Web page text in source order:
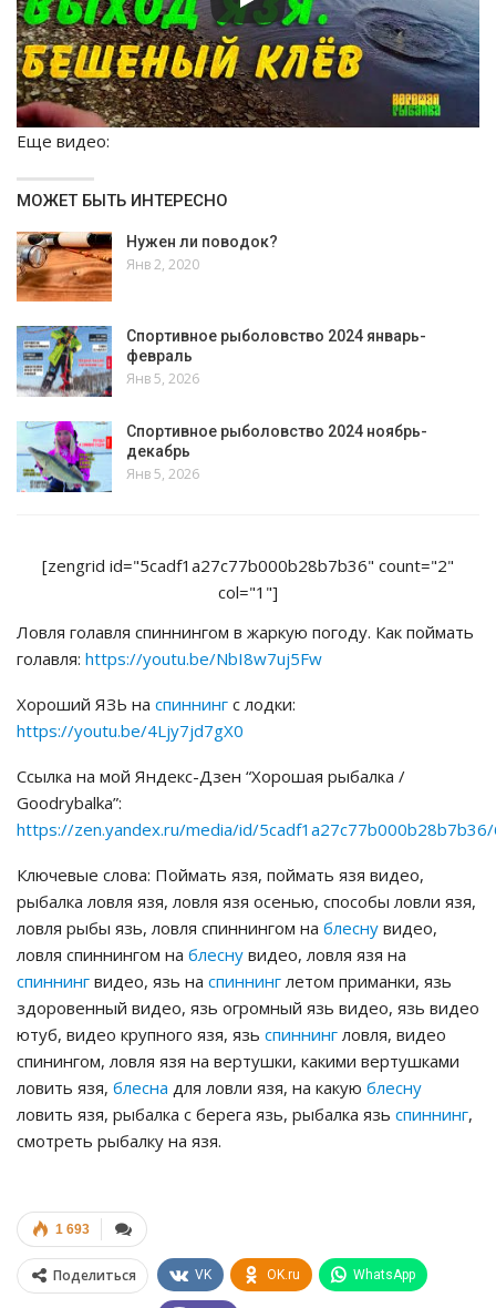
Еще видео:
МОЖЕТ БЫТЬ ИНТЕРЕСНО
Нужен ли поводок?
Янв 2, 2020
Спортивное рыболовство 2024 январь-
февраль
Янв 5, 2026
Спортивное рыболовство 2024 ноябрь-
декабрь
Янв 5, 2026
[zengrid id="5cadf1a27c77b000b28b7b36" count="2"
col="1"]
Ловля голавля спиннингом в жаркую погоду. Как поймать
голавля: https://youtu.be/NbI8w7uj5Fw
Хороший ЯЗЬ на спиннинг с лодки:
https://youtu.be/4Ljy7jd7gX0
Ссылка на мой Яндекс-Дзен “Хорошая рыбалка /
Goodrybalka”:
https://zen.yandex.ru/media/id/
Ключевые слова: Поймать язя, поймать язя видео,
рыбалка ловля язя, ловля язя осенью, способы ловли язя,
ловля рыбы язь, ловля спиннингом на блесну видео,
ловля спиннингом на блесну видео, ловля язя на
спиннинг видео, язь на спиннинг летом приманки, язь
здоровенный видео, язь огромный язь видео, язь видео
ютуб, видео крупного язя, язь спиннинг ловля, видео
спинингом, ловля язя на вертушки, какими вертушками
ловить язя, блесна для ловли язя, на какую блесну
ловить язя, рыбалка с берега язь, рыбалка язь спиннинг,
смотреть рыбалку на язя.
1 693
Поделиться VK OK.ru WhatsApp